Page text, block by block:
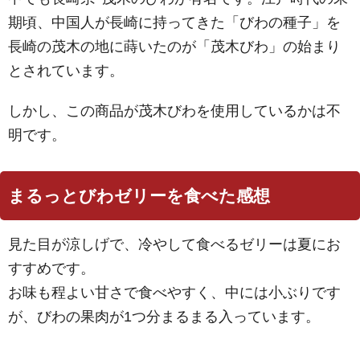
期頃、中国人が長崎に持ってきた「びわの種子」を
長崎の茂木の地に蒔いたのが「茂木びわ」の始まり
とされています。
しかし、この商品が茂木びわを使用しているかは不
明です。
まるっとびわゼリーを食べた感想
見た目が涼しげで、冷やして食べるゼリーは夏にお
すすめです。
お味も程よい甘さで食べやすく、中には小ぶりです
が、びわの果肉が1つ分まるまる入っています。